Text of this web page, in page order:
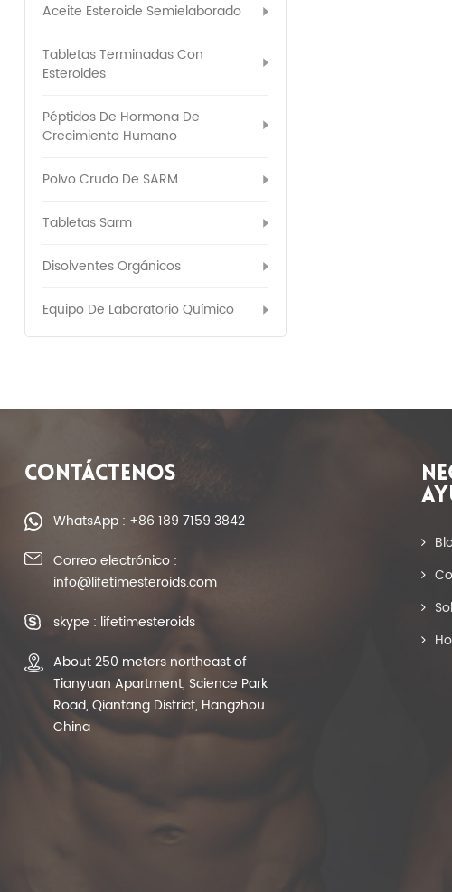
Aceite Esteroide Semielaborado
Tabletas Terminadas Con
Esteroides
Péptidos De Hormona De
Crecimiento Humano
Polvo Crudo De SARM
Tabletas Sarm
Disolventes Orgánicos
Equipo De Laboratorio Químico
CONTÁCTENOS
WhatsApp : +86 189 7159 3842
Correo electrónico :
info@lifetimesteroids.com
skype : lifetimesteroids
About 250 meters northeast of
Tianyuan Apartment, Science Park
Road, Qiantang District, Hangzhou
China